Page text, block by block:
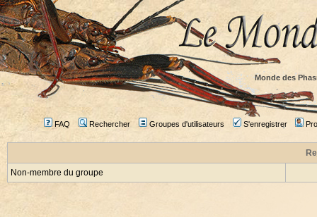
Monde des
FAQ Rechercher Groupes d'utilisateurs S'enregistrer
Non-membre du groupe